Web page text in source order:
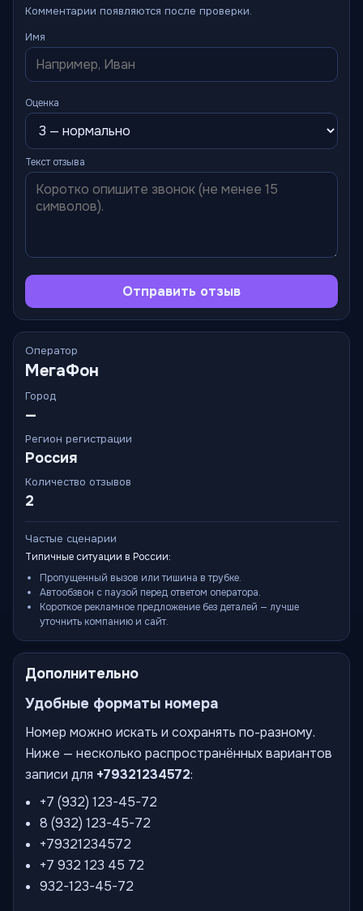
Комментарии появляются после проверки.
Имя
Оценка
Текст отзыва
Отправить отзыв
Оператор
МегаФон
Город
—
Регион регистрации
Россия
Количество отзывов
2
Частые сценарии
Типичные ситуации в России:
Пропущенный вызов или тишина в трубке.
Автообзвон с паузой перед ответом оператора.
Короткое рекламное предложение без деталей — лучше
уточнить компанию и сайт.
Дополнительно
Удобные форматы номера
Номер можно искать и сохранять по-разному.
Ниже — несколько распространённых вариантов
записи для +79321234572:
+7 (932) 123-45-72
8 (932) 123-45-72
+79321234572
+7 932 123 45 72
932-123-45-72